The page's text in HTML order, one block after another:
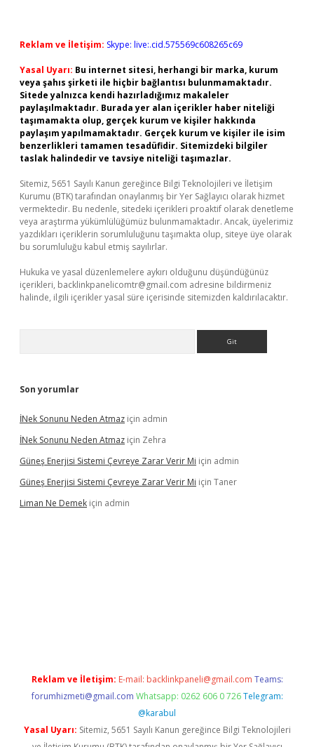
Reklam ve İletişim: Skype: live:.cid.575569c608265c69
Yasal Uyarı: Bu internet sitesi, herhangi bir marka, kurum
veya şahıs şirketi ile hiçbir bağlantısı bulunmamaktadır.
Sitede yalnızca kendi hazırladığımız makaleler
paylaşılmaktadır. Burada yer alan içerikler haber niteliği
taşımamakta olup, gerçek kurum ve kişiler hakkında
paylaşım yapılmamaktadır. Gerçek kurum ve kişiler ile isim
benzerlikleri tamamen tesadüfidir. Sitemizdeki bilgiler
taslak halindedir ve tavsiye niteliği taşımazlar.
Sitemiz, 5651 Sayılı Kanun gereğince Bilgi Teknolojileri ve İletişim
Kurumu (BTK) tarafından onaylanmış bir Yer Sağlayıcı olarak hizmet
vermektedir. Bu nedenle, sitedeki içerikleri proaktif olarak denetleme
veya araştırma yükümlülüğümüz bulunmamaktadır. Ancak, üyelerimiz
yazdıkları içeriklerin sorumluluğunu taşımakta olup, siteye üye olarak
bu sorumluluğu kabul etmiş sayılırlar.
Hukuka ve yasal düzenlemelere aykırı olduğunu düşündüğünüz
içerikleri, backlinkpanelicomtr@gmail.com adresine bildirmeniz
halinde, ilgili içerikler yasal süre içerisinde sitemizden kaldırılacaktır.
Son yorumlar
İNek Sonunu Neden Atmaz için admin
İNek Sonunu Neden Atmaz için Zehra
Güneş Enerjisi Sistemi Çevreye Zarar Verir Mi için admin
Güneş Enerjisi Sistemi Çevreye Zarar Verir Mi için Taner
Liman Ne Demek için admin
Reklam ve İletişim: E-mail: backlinkpaneli@gmail.com Teams:
forumhizmeti@gmail.com Whatsapp: 0262 606 0 726 Telegram:
@karabul
Yasal Uyarı: Sitemiz, 5651 Sayılı Kanun gereğince Bilgi Teknolojileri